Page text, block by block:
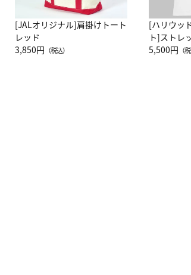
[JALオリジナル]肩掛けトート
レッド
3,850円 （税込）
[ハリウッ
ト]ストレ
ーネック
5,500円 （